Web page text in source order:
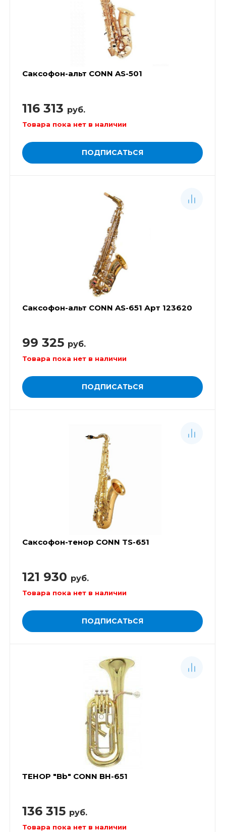
Саксофон-альт CONN AS-501
116 313 руб.
Товара пока нет в наличии
ПОДПИСАТЬСЯ
Саксофон-альт CONN AS-651 Арт 123620
99 325 руб.
Товара пока нет в наличии
ПОДПИСАТЬСЯ
Саксофон-тенор CONN TS-651
121 930 руб.
Товара пока нет в наличии
ПОДПИСАТЬСЯ
ТЕНОР "Bb" CONN BH-651
136 315 руб.
Товара пока нет в наличии